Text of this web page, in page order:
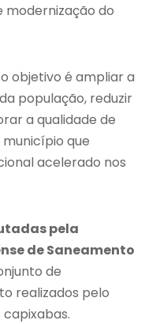
modernização do
objetivo é ampliar a
população, reduzir
a qualidade de
que
acelerado nos
pela
de Saneamento
de
realizados pelo